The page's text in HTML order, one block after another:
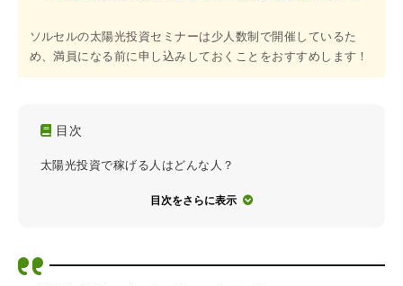
ソルセルの太陽光投資セミナーは少人数制で開催しているた
め、満員になる前に申し込みしておくことをおすすめします！
目次
太陽光投資で稼げる人はどんな人？
目次をさらに表示